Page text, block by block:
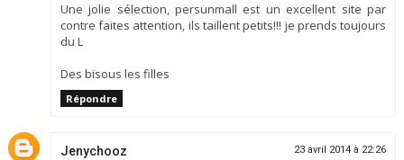
Une jolie sélection, persunmall est un excellent site par
contre faites attention, ils taillent petits!!! je prends toujours
du L
Des bisous les filles
Répondre
Jenychooz 23 avril 2014 à 22:26